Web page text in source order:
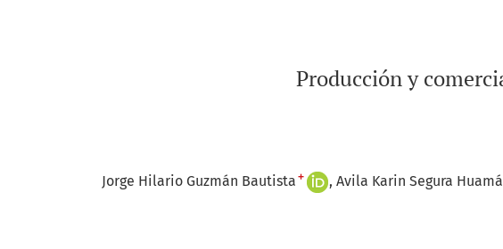
Producción y
Jorge Hilario Guzmán Bautista + Avila Karin Segura